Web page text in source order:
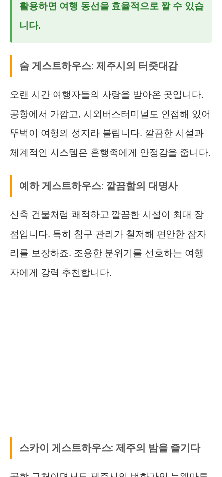
활용하면 여행 동선을 효율적으로 짤 수 있습
니다.
숨 게스트하우스: 제주시의 터줏대감
오랜 시간 여행자들의 사랑을 받아온 곳입니다.
공항에서 가깝고, 시외버스터미널도 인접해 있어
뚜벅이 여행의 성지라 불립니다. 깔끔한 시설과
체계적인 시스템은 혼행족에게 안정감을 줍니다.
예하 게스트하우스: 깔끔함의 대명사
신축 건물처럼 쾌적하고 깔끔한 시설이 최대 장
점입니다. 특히 침구 관리가 철저해 편안한 잠자
리를 보장하죠. 조용한 분위기를 선호하는 여행
자에게 강력 추천합니다.
스카이 게스트하우스: 제주의 밤을 즐기다